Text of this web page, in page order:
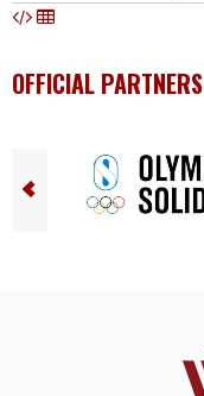
OFFICIAL PARTNERS